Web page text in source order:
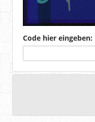
Code hier eingeben: